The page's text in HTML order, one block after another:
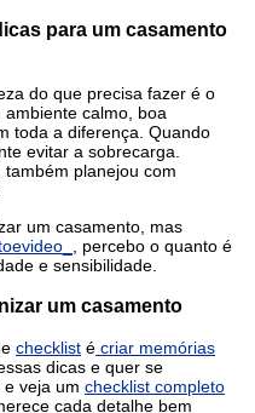
para um casamento
do que precisa fazer é o
calmo, boa
toda a diferença. Quando
evitar a sobrecarga.
planejou com
um casamento, mas
, percebo o quanto é
e sensibilidade.
um casamento
checklist é criar memórias
dicas e quer se
veja um checklist completo
cada detalhe bem